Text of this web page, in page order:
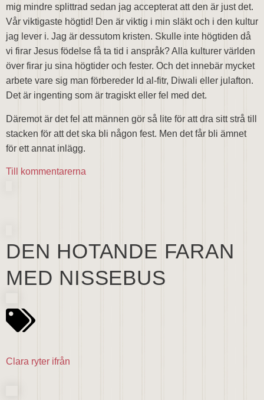
mig mindre splittrad sedan jag accepterat att den är just det.
Vår viktigaste högtid! Den är viktig i min släkt och i den kultur
jag lever i. Jag är dessutom kristen. Skulle inte högtiden då
vi firar Jesus födelse få ta tid i anspråk? Alla kulturer världen
över firar ju sina högtider och fester. Och det innebär mycket
arbete vare sig man förbereder Id al-fitr, Diwali eller julafton.
Det är ingenting som är tragiskt eller fel med det.
Däremot är det fel att männen gör så lite för att dra sitt strå till
stacken för att det ska bli någon fest. Men det får bli ämnet
för ett annat inlägg.
Till kommentarerna
DEN HOTANDE FARAN
MED NISSEBUS
Clara ryter ifrån